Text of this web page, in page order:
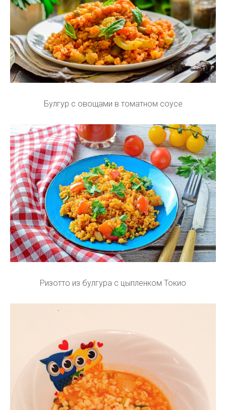
Булгур с овощами в томатном соусе
Ризотто из булгура с цыпленком Токио